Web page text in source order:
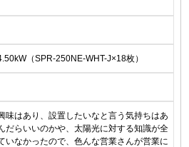
（SPR-250NE-WHT-J×18枚）
味はあり、設置したいなと言う気持ちはあ
だらいいのかや、太陽光に対する知識が全
いなかったので、色んな営業さんが営業に